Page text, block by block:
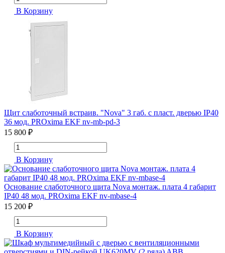
В Корзину
Щит слаботочный встраив. "Nova" 3 габ. с пласт. дверью IP40
36 мод. PROxima EKF nv-mb-pd-3
15 800 ₽
В Корзину
Основание слаботочного щита Nova монтаж. плата 4 габарит
IP40 48 мод. PROxima EKF nv-mbase-4
15 200 ₽
В Корзину